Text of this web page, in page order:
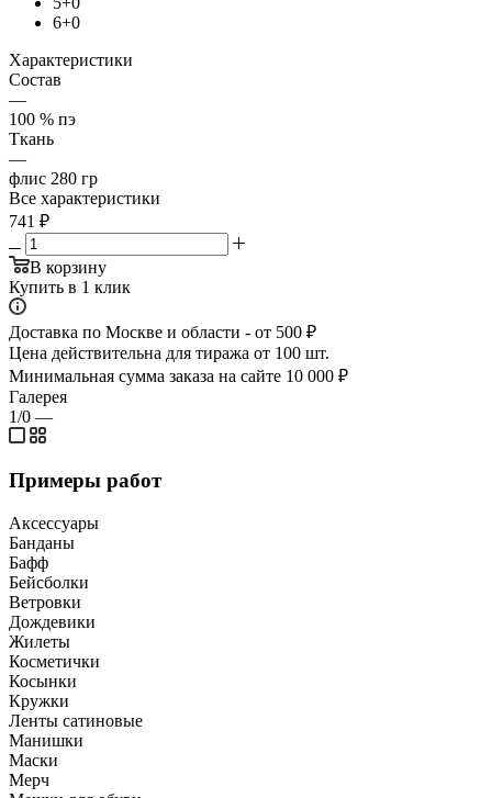
6+0
Характеристики
Состав
—
100 % пэ
Ткань
—
флис 280 гр
Все характеристики
741 ₽
В корзину
Купить в 1 клик
Доставка по Москве и области - от 500 ₽
Цена действительна для тиража от 100 шт.
Минимальная сумма заказа на сайте 10 000 ₽
Галерея
1/0 —
Примеры работ
Аксессуары
Банданы
Бафф
Бейсболки
Ветровки
Дождевики
Жилеты
Косметички
Косынки
Кружки
Ленты сатиновые
Манишки
Маски
Мерч